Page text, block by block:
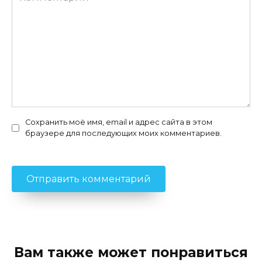
Сохранить моё имя, email и адрес сайта в этом
браузере для последующих моих комментариев.
Вам также может понравиться